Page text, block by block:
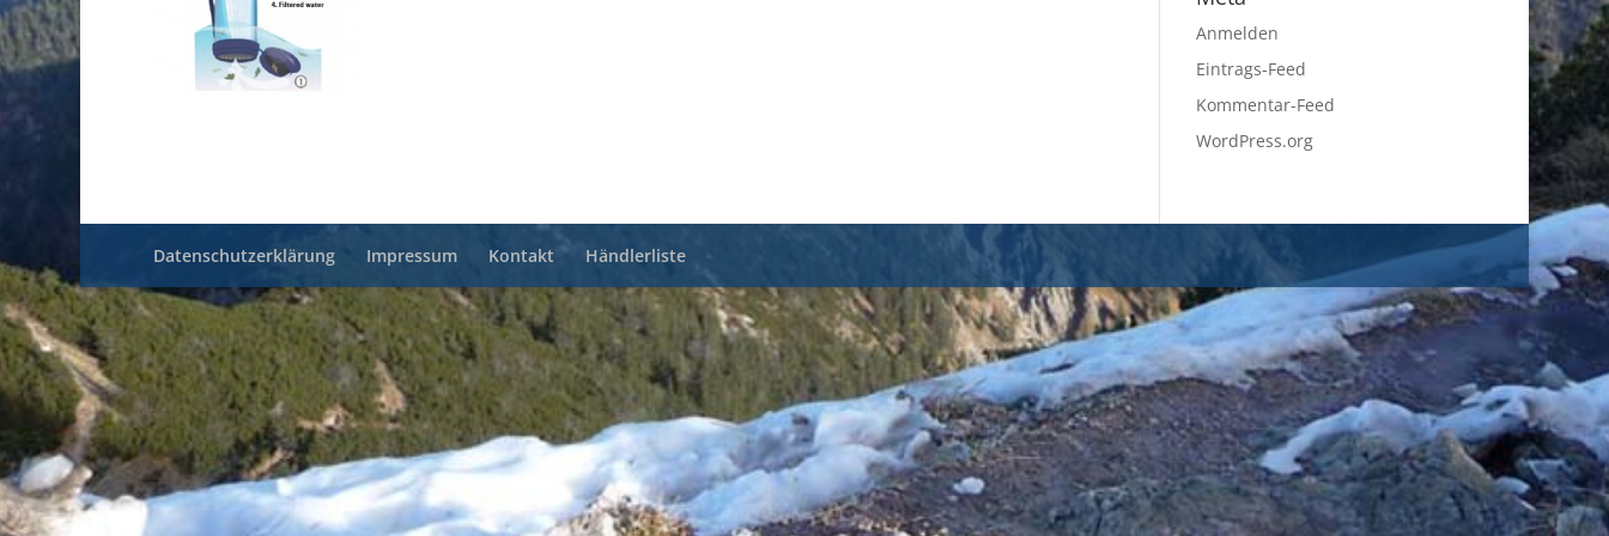
Anmelden
Eintrags-Feed
Kommentar-Feed
WordPress.org
Datenschutzerklärung Impressum Kontakt Händlerliste